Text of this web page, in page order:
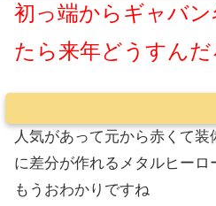
初っ端からギャバン
たら来年どうすんだ
人気があって元から赤くて
に差分が作れるメタルヒーロ
もうおわかりですね